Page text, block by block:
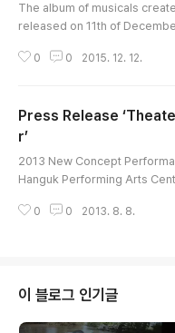
The album of musicals
released on 11th of
based on sponsorship of
a, the Philippines, Mongolia,
ey have been established
0 0 2015. 12. 12.
Press Release
r’
2013 New Concept
Hanguk Performing Arts
ung-ju Park, a New
of interdisciplinary arts of a
mance art series, which c..
0 0 2013. 8. 8.
이 블로그 인기글